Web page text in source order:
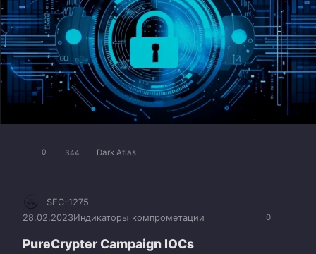
0 344 Dark Atlas
0
SEC-1275
28.02.2023Индикаторы компрометации
PureCrypter Campaign IOCs